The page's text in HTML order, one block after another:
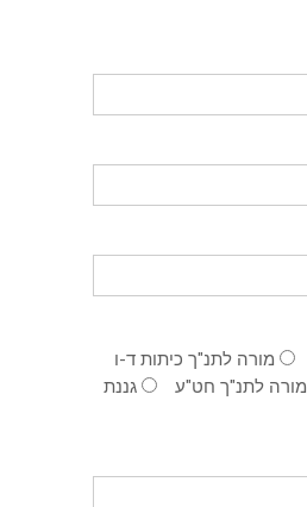
מורה לתנ"ך כיתות ד-ו
מורה לתנ"ך חט"ע
גננת